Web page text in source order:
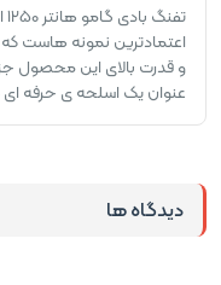
اعتمادترین نمونه هاست
و قدرت بالای این محصول
عنوان یک اسلحه ی حرفه ای
دیدگاه ها